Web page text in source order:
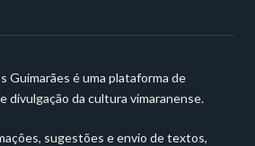
Guimarães é uma plataforma de
divulgação da cultura vimaranense.
sugestões e envio de textos,